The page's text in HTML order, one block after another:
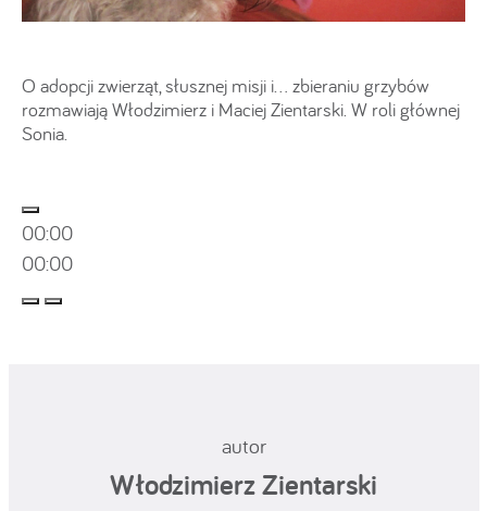
O adopcji zwierząt, słusznej misji i… zbieraniu grzybów
rozmawiają Włodzimierz i Maciej Zientarski. W roli głównej
Sonia.
00:00
00:00
autor
Włodzimierz Zientarski